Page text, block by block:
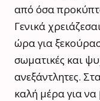
από όσα
Γενικά
ώρα για
σωματικές και
ανεξάντλητες.
καλή μέρα για να